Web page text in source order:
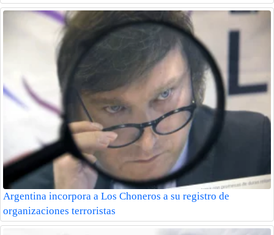
Argentina incorpora a Los Choneros a su registro de
organizaciones terroristas